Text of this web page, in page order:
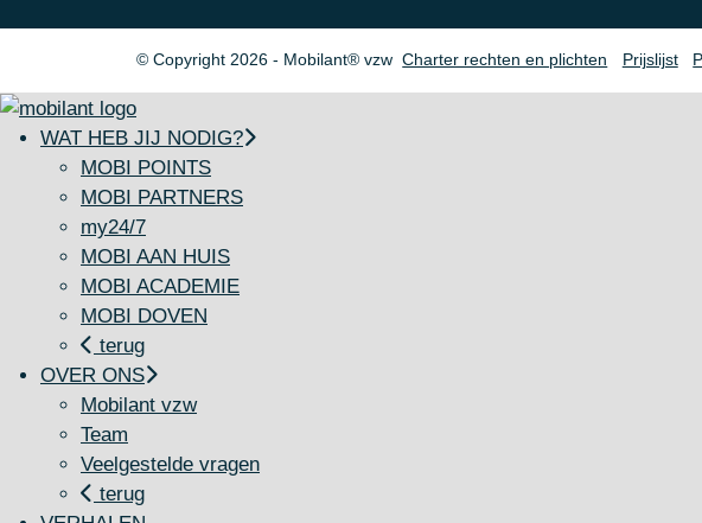
© Copyright 2026 - Mobilant® vzw Charter rechten en plichten Prijslijst
WAT HEB JIJ NODIG?
MOBI POINTS
MOBI PARTNERS
my24/7
MOBI AAN HUIS
MOBI ACADEMIE
MOBI DOVEN
terug
OVER ONS
Mobilant vzw
Team
Veelgestelde vragen
terug